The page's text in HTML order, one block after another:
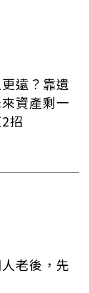
遠？靠遺
資產剩一
招
老後，先